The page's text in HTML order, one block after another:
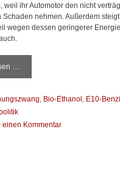
weil ihr Automotor den nicht
Schaden nehmen. Außerdem
wegen dessen geringerer
…
ü
d
n
, Bio-Ethanol , E10-
einen Kommentar